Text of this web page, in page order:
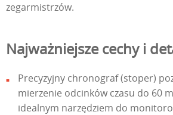
zegarmistrzów.
Najważniejsze cechy i
Precyzyjny chronograf (stoper)
mierzenie odcinków czasu do 60
idealnym narzędziem do